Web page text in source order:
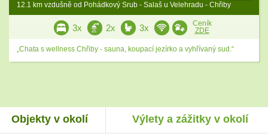
12.1 km vzdušně od Pohádkový Srub - Salaš u Velehradu - Chřiby
3x 2x 3x
Ceník
ZDE
„Chata s wellness Chřiby - sauna, koupací jezírko a vyhřívaný sud.“
Objekty v okolí Výlety a zážitky v okolí